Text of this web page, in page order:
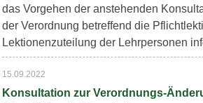
das Vorgehen der anstehenden
der Verordnung betreffend die
Lektionenzuteilung der Lehrpersonen
15.09.2022